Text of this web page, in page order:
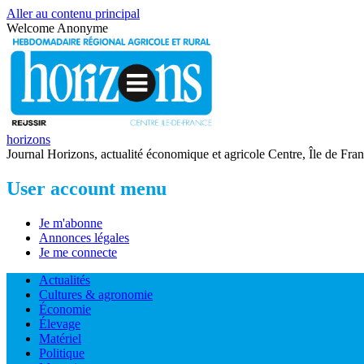
Aller au contenu principal
Welcome Anonyme
horizons
Journal Horizons, actualité économique et agricole Centre, Île de
User account menu
Je m'abonne
Annonces légales
Je me connecte
Actualités
Cultures & agronomie
Économie
Élevage
Matériel
Politique